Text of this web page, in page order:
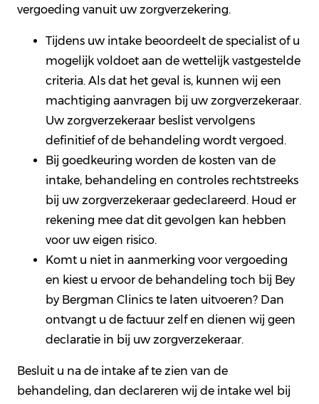
vergoeding vanuit uw zorgverzekering.
Tijdens uw intake beoordeelt de specialist of u
mogelijk voldoet aan de wettelijk vastgestelde
criteria. Als dat het geval is, kunnen wij een
machtiging aanvragen bij uw zorgverzekeraar.
Uw zorgverzekeraar beslist vervolgens
definitief of de behandeling wordt vergoed.
Bij goedkeuring worden de kosten van de
intake, behandeling en controles rechtstreeks
bij uw zorgverzekeraar gedeclareerd. Houd er
rekening mee dat dit gevolgen kan hebben
voor uw eigen risico.
Komt u niet in aanmerking voor vergoeding
en kiest u ervoor de behandeling toch bij Bey
by Bergman Clinics te laten uitvoeren? Dan
ontvangt u de factuur zelf en dienen wij geen
declaratie in bij uw zorgverzekeraar.
Besluit u na de intake af te zien van de
behandeling, dan declareren wij de intake wel bij